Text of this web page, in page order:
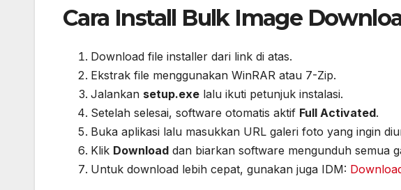
Cara Install Bulk Image
Download file installer dari link di atas.
Ekstrak file menggunakan WinRAR atau 7-Zip.
Jalankan setup.exe lalu ikuti petunjuk instalasi.
Setelah selesai, software otomatis aktif Full Activated.
Buka aplikasi lalu masukkan URL galeri foto yang ingin
Klik Download dan biarkan software mengunduh semua
Untuk download lebih cepat, gunakan juga IDM: